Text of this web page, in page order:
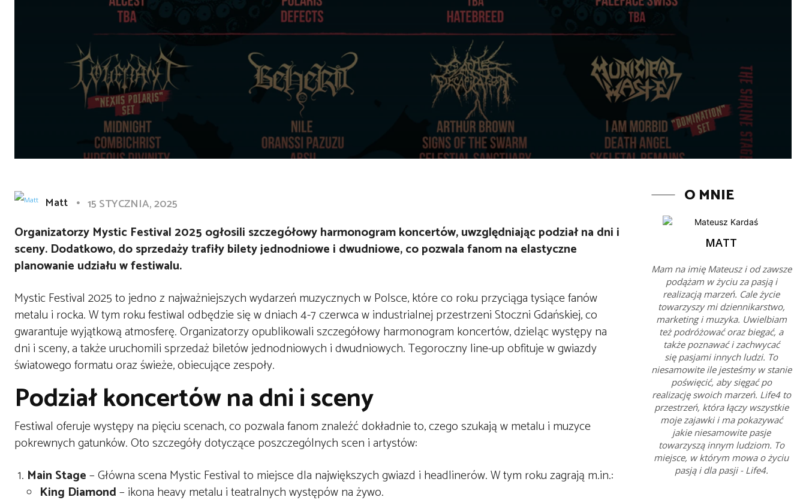
Matt 15 STYCZNIA, 2025
Organizatorzy Mystic Festival 2025 ogłosili szczegółowy harmonogram koncertów, uwzględniając podział na dni i
sceny. Dodatkowo, do sprzedaży trafiły bilety jednodniowe i dwudniowe, co pozwala fanom na elastyczne
planowanie udziału w festiwalu.
Mystic Festival 2025 to jedno z najważniejszych wydarzeń muzycznych w Polsce, które co roku przyciąga tysiące fanów
metalu i rocka. W tym roku festiwal odbędzie się w dniach 4-7 czerwca w industrialnej przestrzeni Stoczni Gdańskiej, co
gwarantuje wyjątkową atmosferę. Organizatorzy opublikowali szczegółowy harmonogram koncertów, dzieląc występy na
dni i sceny, a także uruchomili sprzedaż biletów jednodniowych i dwudniowych. Tegoroczny line-up obfituje w gwiazdy
światowego formatu oraz świeże, obiecujące zespoły.
Podział koncertów na dni i sceny
Festiwal oferuje występy na pięciu scenach, co pozwala fanom znaleźć dokładnie to, czego szukają w metalu i muzyce
pokrewnych gatunków. Oto szczegóły dotyczące poszczególnych scen i artystów:
Main Stage– Główna scena Mystic Festival to miejsce dla największych gwiazd i headlinerów. W tym roku zagrają m.in.:
King Diamond– ikona heavy metalu i teatralnych występów na żywo.
O MNIE
MATT
Mam na imię Mateusz i od zawsze
podążam w życiu za pasją i
realizacją marzeń. Cale życie
towarzyszy mi dziennikarstwo,
marketing i muzyka. Uwielbiam
też podróżować oraz biegać, a
także poznawać i zachwycać
się pasjami innych ludzi. To
niesamowite ile jesteśmy w stanie
poświęcić, aby sięgać po
realizację swoich marzeń. Life4 to
przestrzeń, która łączy wszystkie
moje zajawki i ma pokazywać
jakie niesamowite pasje
towarzyszą innym ludziom. To
miejsce, w którym mowa o życiu
pasją i dla pasji - Life4.